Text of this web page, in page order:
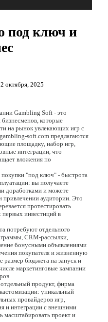
под ключ и
2 октября, 2025
Gambling Soft - это
бизнесменов, которые
на рынок увлекающих игр с
soft.com предлагаются
площадку, набор игр,
интеграции, что
вложения по
"под ключ" - быстрота
вы получаете
доработками и можете
привлечении аудитории. Это
протестировать
первых инвестиций в
потребуют отдельного
CRM-рассылки,
бонусными объявлениями
покупателя и жизненную
размер бюджета на запуск и
маркетинговые кампании
продукт, фирма
уникальный
провайдеров игр,
и интеграции с внешними
масштабировать проект и